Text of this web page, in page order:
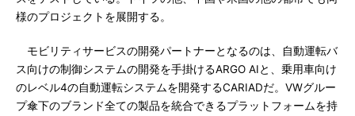
様のプロジェクトを展開する。
モビリティサービスの開発パートナーとなるのは、自動運転バ
ス向けの制御システムの開発を手掛けるARGO AIと、乗用車向け
のレベル4の自動運転システムを開発するCARIADだ。VWグルー
プ傘下のブランド全ての製品を統合できるプラットフォームを持